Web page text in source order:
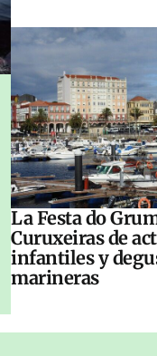
La Festa do
Curuxeiras de
infantiles y
marineras